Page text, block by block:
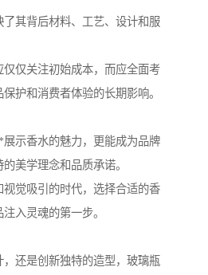
其背后材料、工艺、设计和服
仅关注初始成本，而应全面考
护和消费者体验的长期影响。
示香水的魅力，更能成为品牌
美学理念和品质承诺。
觉吸引的时代，选择合适的香
入灵魂的第一步。
还是创新独特的造型，玻璃瓶